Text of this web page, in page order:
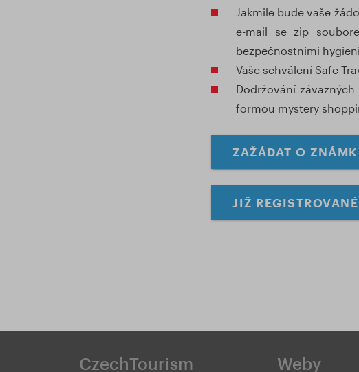
Jakmile bude vaše
e-mail se zip
bezpečnostními
Vaše schválení Safe
Dodržování
formou mystery
ZAŽÁDAT O
JIŽ
CzechTourism Weby